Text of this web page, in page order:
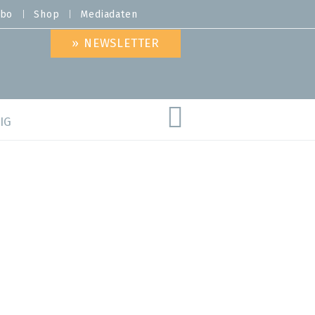
Shop Mediadaten
» NEWSLETTER